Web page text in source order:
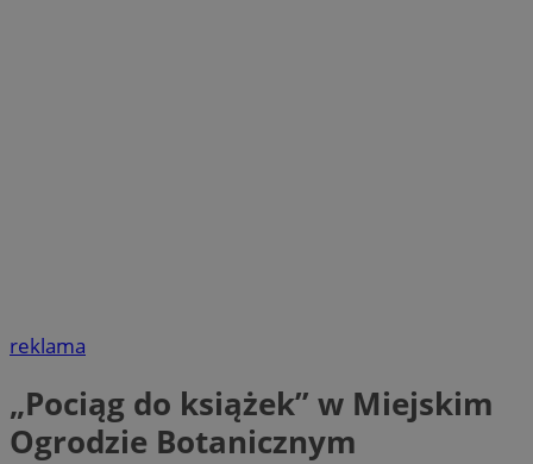
reklama
„Pociąg do książek” w Miejskim
Ogrodzie Botanicznym